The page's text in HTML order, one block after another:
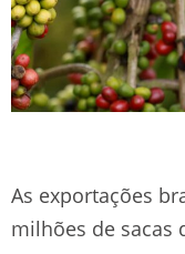
As exportações
milhões de sacas